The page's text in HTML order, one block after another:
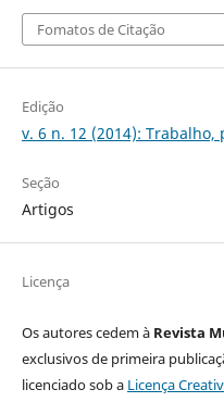
Fomatos de Citação
Edição
v. 6 n. 12 (2014):
Seção
Artigos
Licença
Os autores cedem à Revista
exclusivos de primeira
licenciado sob a Licença